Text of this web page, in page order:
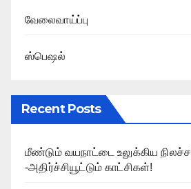
வேலைவாய்ப்பு
ஸ்பெஷல்
Recent Posts
மீண்டும் வயநாட்டை உலுக்கிய
-அதிர்ச்சியூட்டும் காட்சிகள்!